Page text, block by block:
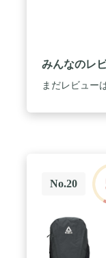
みんなのレ
まだレビュー
No.20